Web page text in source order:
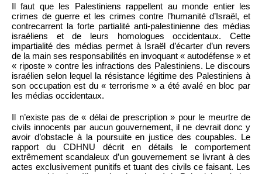
Il faut que les Palestiniens rappellent au monde entier les
crimes de guerre et les crimes contre l’humanité d’Israël, et
contrecarrent la forte partialité anti-palestinienne des médias
israéliens et de leurs homologues occidentaux. Cette
impartialité des médias permet à Israël d’écarter d’un revers
de la main ses responsabilités en invoquant « autodéfense » et
« riposte » contre les infractions des Palestiniens. Le discours
israélien selon lequel la résistance légitime des Palestiniens à
son occupation est du « terrorisme » a été avalé en bloc par
les médias occidentaux.
Il n’existe pas de « délai de prescription » pour le meurtre de
civils innocents par aucun gouvernement, il ne devrait donc y
avoir d’obstacle à la poursuite en justice des coupables. Le
rapport du CDHNU décrit en détails le comportement
extrêmement scandaleux d’un gouvernement se livrant à des
actes exclusivement punitifs et tuant des civils ce faisant. Les